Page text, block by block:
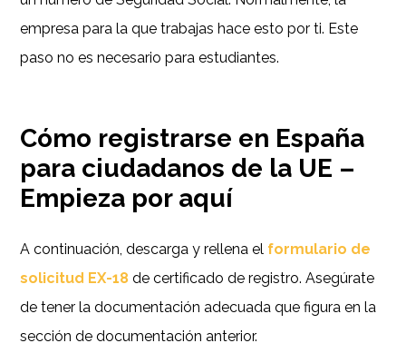
empresa para la que trabajas hace esto por ti. Este
paso no es necesario para estudiantes.
Cómo registrarse en España
para ciudadanos de la UE –
Empieza por aquí
A continuación, descarga y rellena el formulario de
solicitud EX-18 de certificado de registro. Asegúrate
de tener la documentación adecuada que figura en la
sección de documentación anterior.